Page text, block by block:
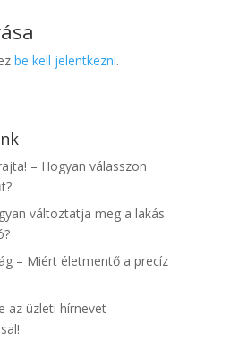
be kell jelentkezni.
– Hogyan válasszon
változtatja meg a lakás
– Miért életmentő a precíz
az üzleti hírnevet